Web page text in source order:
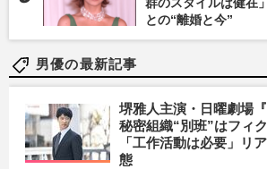
との“離婚と今”
男優の最新記事
堺雅人主演・日曜劇場
秘密組織“別班”はフィ
「工作活動は必要」リ
態